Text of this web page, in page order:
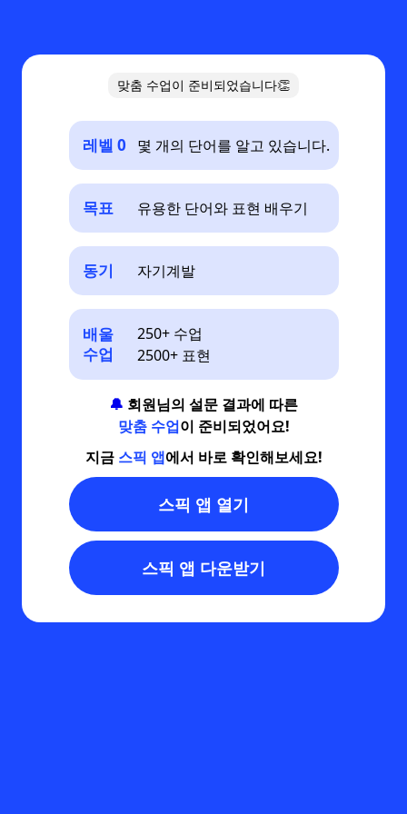
맞춤 수업이 준비되었습니다👏
레벨 0 몇 개의 단어를 알고 있습니다.
목표 유용한 단어와 표현 배우기
동기 자기계발
배울
수업
250+ 수업
2500+ 표현
🔔 회원님의 설문 결과에 따른
맞춤 수업이 준비되었어요!
지금 스픽 앱에서 바로 확인해보세요!
스픽 앱 열기
스픽 앱 다운받기